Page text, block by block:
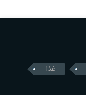
غذا